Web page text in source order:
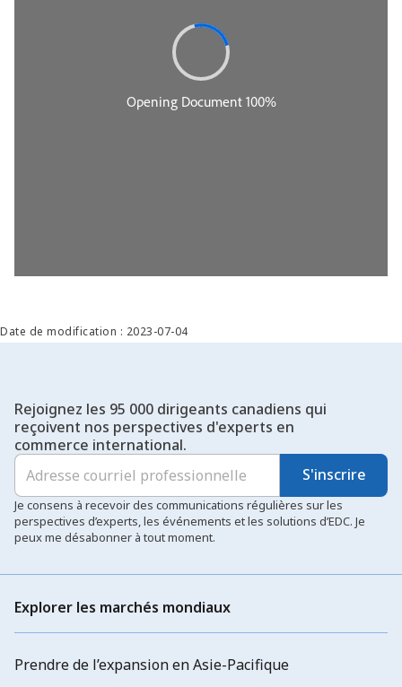
Date de modification : 2023-07-04
Rejoignez les 95 000 dirigeants canadiens qui
reçoivent nos perspectives d'experts en
commerce international.
S'inscrire
Je consens à recevoir des communications régulières sur les
perspectives d’experts, les événements et les solutions d’EDC. Je
peux me désabonner à tout moment.
Explorer les marchés mondiaux
Prendre de l’expansion en Asie-Pacifique